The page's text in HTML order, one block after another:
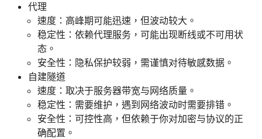
代理
速度：高峰期可能迅速，但波动较大。
稳定性：依赖代理服务，可能出现断线或不可用状
态。
安全性：隐私保护较弱，需谨慎对待敏感数据。
自建隧道
速度：取决于服务器带宽与网络质量。
稳定性：需要维护，遇到网络波动时需要排错。
安全性：可控性高，但依赖于你对加密与协议的正
确配置。